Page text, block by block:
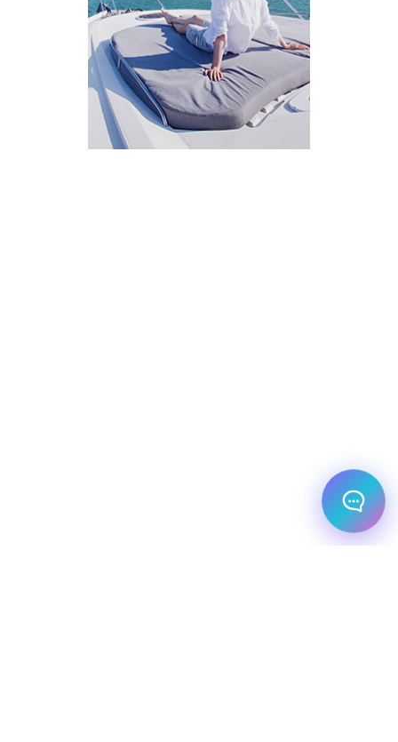
AI Assistant
איך אפשר לעזור?
בחר אחת מהאפשרויות.